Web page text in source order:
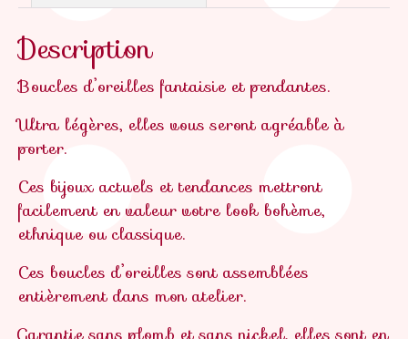
Description
Boucles d’oreilles fantaisie et pendantes.
Ultra légères, elles vous seront agréable à
porter.
Ces bijoux actuels et tendances mettront
facilement en valeur votre look bohème,
ethnique ou classique.
Ces boucles d’oreilles sont assemblées
entièrement dans mon atelier.